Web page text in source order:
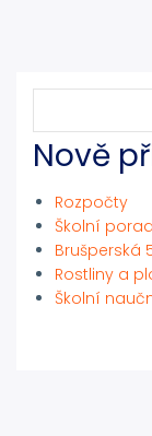
Nově
Rozpočty
Školní
Brušperská
Rostliny a
Školní